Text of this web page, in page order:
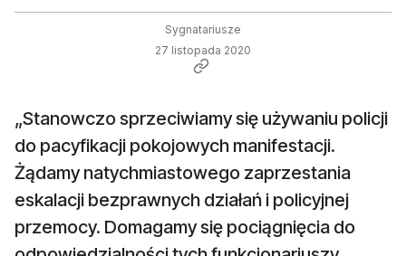
Sygnatariusze
27 listopada 2020
„Stanowczo sprzeciwiamy się używaniu policji
do pacyfikacji pokojowych manifestacji.
Żądamy natychmiastowego zaprzestania
eskalacji bezprawnych działań i policyjnej
przemocy. Domagamy się pociągnięcia do